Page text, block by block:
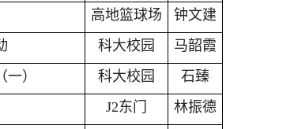
高地篮球场
钟文建
科大校园
马韶霞
） 科大校园
石臻
J2东门
林振德